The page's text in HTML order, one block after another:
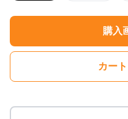
購入
カー